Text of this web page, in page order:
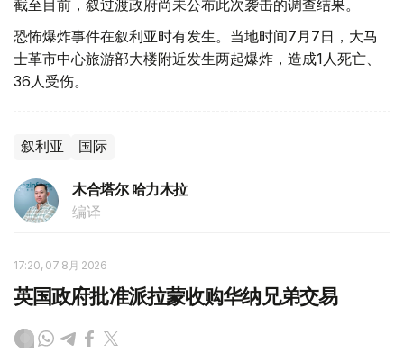
截至目前，叙过渡政府尚未公布此次袭击的调查结果。
恐怖爆炸事件在叙利亚时有发生。当地时间7月7日，大马
士革市中心旅游部大楼附近发生两起爆炸，造成1人死亡、
36人受伤。
叙利亚 国际
木合塔尔 哈力木拉
编译
17:20, 07 8月 2026
英国政府批准派拉蒙收购华纳兄弟交易